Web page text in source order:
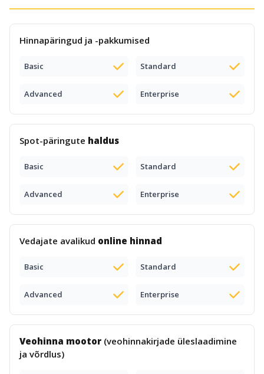
Hinnapäringud ja -pakkumised
Basic Standard
Advanced Enterprise
Spot-päringute haldus
Basic Standard
Advanced Enterprise
Vedajate avalikud online hinnad
Basic Standard
Advanced Enterprise
Veohinna mootor (veohinnakirjade üleslaadimine
ja võrdlus)